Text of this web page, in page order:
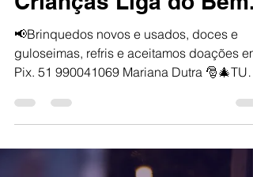
📢Vamos apoiar e
ajudar a Ação Natal
Crianças Liga do Bem..
Pix. 51 990041069 Mariana Dutra